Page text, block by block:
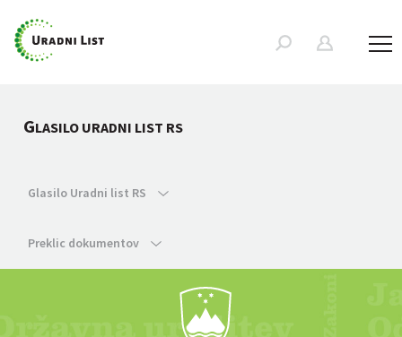
GLASILO URADNI LIST RS
Glasilo Uradni list RS
Preklic dokumentov